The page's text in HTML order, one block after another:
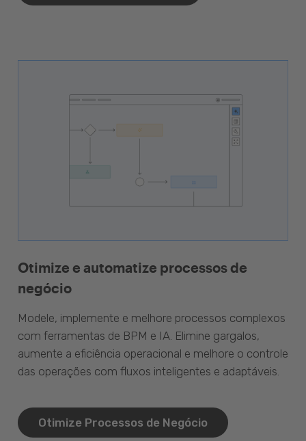
Otimize e automatize processos de
negócio
Modele, implemente e melhore processos complexos
com ferramentas de BPM e IA. Elimine gargalos,
aumente a eficiência operacional e melhore o controle
das operações com fluxos inteligentes e adaptáveis.
Otimize Processos de Negócio